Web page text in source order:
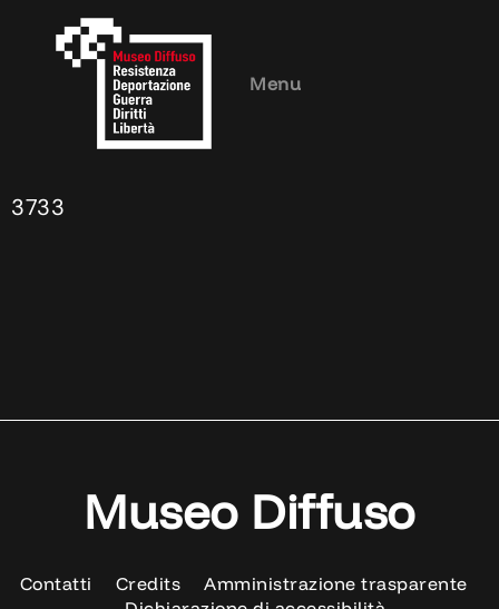
Menu
3733
Museo Diffuso
Contatti Credits
Amministrazione trasparente